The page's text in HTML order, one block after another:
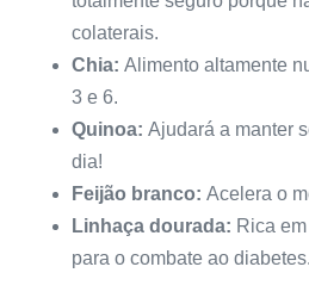
colaterais.
Chia: Alimento altamente
3 e 6.
Quinoa: Ajudará a manter
dia!
Feijão branco: Acelera o
Linhaça dourada: Rica
para o combate ao diabetes.